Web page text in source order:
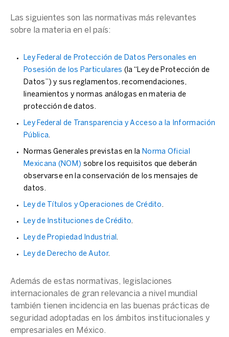
Las siguientes son las normativas más relevantes
sobre la materia en el país:
Ley Federal de Protección de Datos Personales en
Posesión de los Particulares (la “Ley de Protección de
Datos”) y sus reglamentos, recomendaciones,
lineamientos y normas análogas en materia de
protección de datos.
Ley Federal de Transparencia y Acceso a la Información
Pública.
Normas Generales previstas en la Norma Oficial
Mexicana (NOM) sobre los requisitos que deberán
observarse en la conservación de los mensajes de
datos.
Ley de Títulos y Operaciones de Crédito.
Ley de Instituciones de Crédito.
Ley de Propiedad Industrial.
Ley de Derecho de Autor.
Además de estas normativas, legislaciones
internacionales de gran relevancia a nivel mundial
también tienen incidencia en las buenas prácticas de
seguridad adoptadas en los ámbitos institucionales y
empresariales en México.